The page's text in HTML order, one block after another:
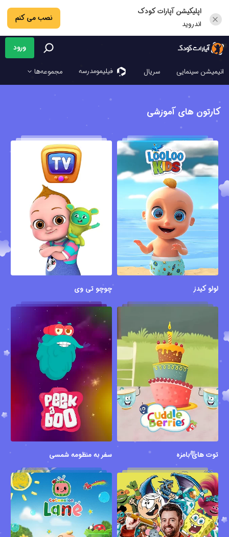
اپلیکیشن آپارات کودک
اندروید
نصب می کنم
انیمیشن سینمایی سریال فیلیمو‌مدرسه مجموعه‌ها
ورود
کارتون های آموزشی
لولو کیدز چوچو تی وی
توت های بامزه سفر به منظومه شمسی